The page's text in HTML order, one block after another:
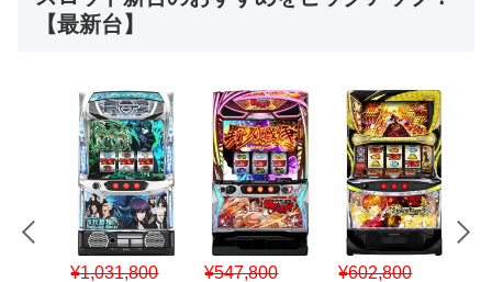
【最新台】
¥547,800
¥150,000
¥1,867,800